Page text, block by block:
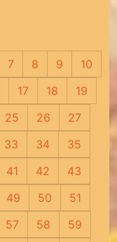
7 8 9
10
17 18
19
25 26
27
33 34
35
41 42
43
49 50
51
57 58
59